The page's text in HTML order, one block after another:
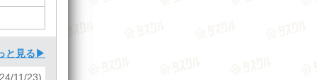
と見る▶
11/23)